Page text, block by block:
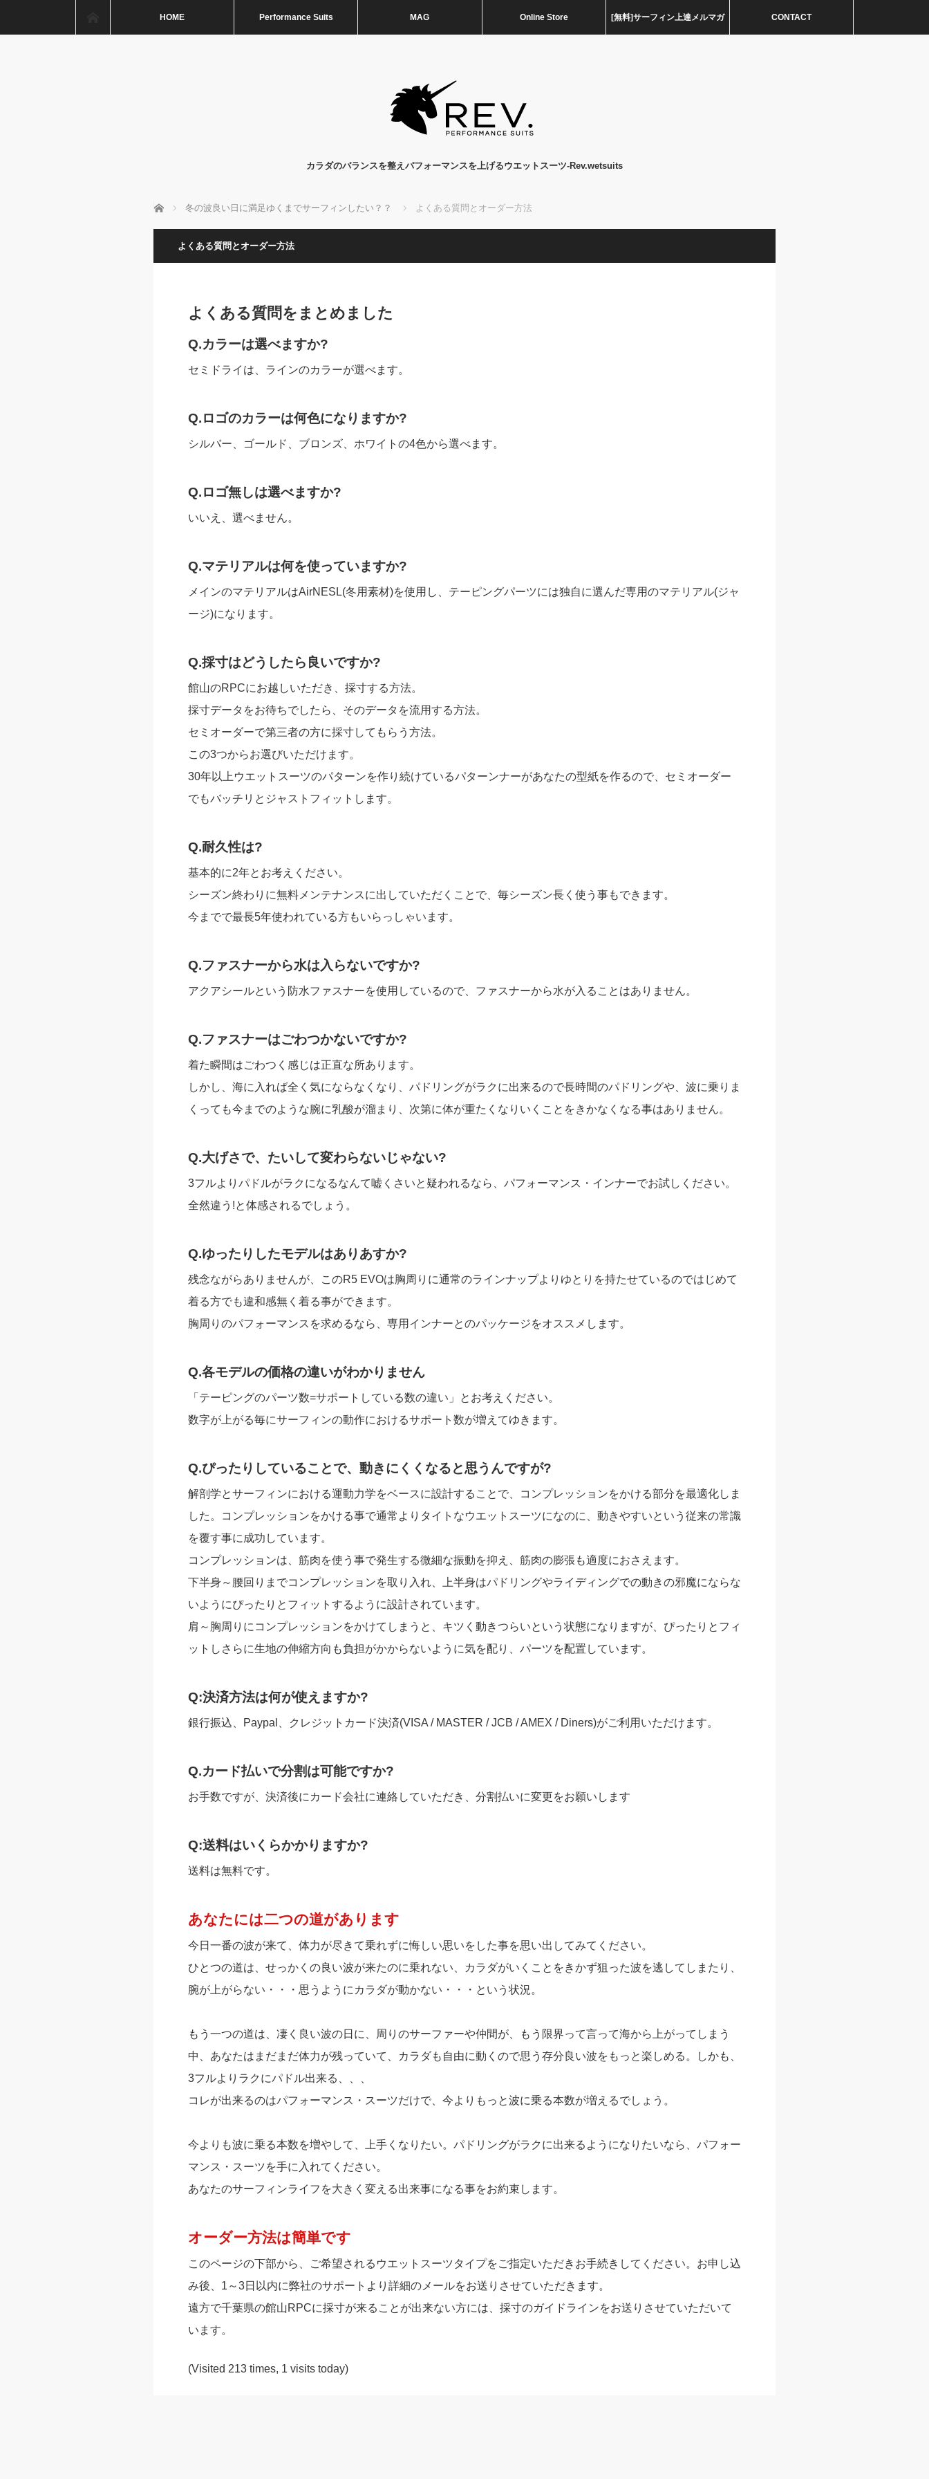
HOME Performance Suits MAG Online Store [無料]サーフィン上達メルマガ CONTACT
カラダのバランスを整えパフォーマンスを上げるウエットスーツ-Rev.wetsuits
ホーム 冬の波良い日に満足ゆくまでサーフィンしたい？？ よくある質問とオーダー方法
よくある質問とオーダー方法
よくある質問をまとめました
Q.カラーは選べますか?
セミドライは、ラインのカラーが選べます。
Q.ロゴのカラーは何色になりますか?
シルバー、ゴールド、ブロンズ、ホワイトの4色から選べます。
Q.ロゴ無しは選べますか?
いいえ、選べません。
Q.マテリアルは何を使っていますか?
メインのマテリアルはAirNESL(冬用素材)を使用し、テーピングパーツには独自に選んだ専用のマテリアル(ジャ
ージ)になります。
Q.採寸はどうしたら良いですか?
館山のRPCにお越しいただき、採寸する方法。
採寸データをお待ちでしたら、そのデータを流用する方法。
セミオーダーで第三者の方に採寸してもらう方法。
この3つからお選びいただけます。
30年以上ウエットスーツのパターンを作り続けているパターンナーがあなたの型紙を作るので、セミオーダー
でもバッチリとジャストフィットします。
Q.耐久性は?
基本的に2年とお考えください。
シーズン終わりに無料メンテナンスに出していただくことで、毎シーズン長く使う事もできます。
今までで最長5年使われている方もいらっしゃいます。
Q.ファスナーから水は入らないですか?
アクアシールという防水ファスナーを使用しているので、ファスナーから水が入ることはありません。
Q.ファスナーはごわつかないですか?
着た瞬間はごわつく感じは正直な所あります。
しかし、海に入れば全く気にならなくなり、パドリングがラクに出来るので長時間のパドリングや、波に乗りま
くっても今までのような腕に乳酸が溜まり、次第に体が重たくなりいくことをきかなくなる事はありません。
Q.大げさで、たいして変わらないじゃない?
3フルよりパドルがラクになるなんて嘘くさいと疑われるなら、パフォーマンス・インナーでお試しください。
全然違う!と体感されるでしょう。
Q.ゆったりしたモデルはありあすか?
残念ながらありませんが、このR5 EVOは胸周りに通常のラインナップよりゆとりを持たせているのではじめて
着る方でも違和感無く着る事ができます。
胸周りのパフォーマンスを求めるなら、専用インナーとのパッケージをオススメします。
Q.各モデルの価格の違いがわかりません
「テーピングのパーツ数=サポートしている数の違い」とお考えください。
数字が上がる毎にサーフィンの動作におけるサポート数が増えてゆきます。
Q.ぴったりしていることで、動きにくくなると思うんですが?
解剖学とサーフィンにおける運動力学をベースに設計することで、コンプレッションをかける部分を最適化しま
した。コンプレッションをかける事で通常よりタイトなウエットスーツになのに、動きやすいという従来の常識
を覆す事に成功しています。
コンプレッションは、筋肉を使う事で発生する微細な振動を抑え、筋肉の膨張も適度におさえます。
下半身～腰回りまでコンプレッションを取り入れ、上半身はパドリングやライディングでの動きの邪魔にならな
いようにぴったりとフィットするように設計されています。
肩～胸周りにコンプレッションをかけてしまうと、キツく動きつらいという状態になりますが、ぴったりとフィ
ットしさらに生地の伸縮方向も負担がかからないように気を配り、パーツを配置しています。
Q:決済方法は何が使えますか?
銀行振込、Paypal、クレジットカード決済(VISA / MASTER / JCB / AMEX / Diners)がご利用いただけます。
Q.カード払いで分割は可能ですか?
お手数ですが、決済後にカード会社に連絡していただき、分割払いに変更をお願いします
Q:送料はいくらかかりますか?
送料は無料です。
あなたには二つの道があります
今日一番の波が来て、体力が尽きて乗れずに悔しい思いをした事を思い出してみてください。
ひとつの道は、せっかくの良い波が来たのに乗れない、カラダがいくことをきかず狙った波を逃してしまたり、
腕が上がらない・・・思うようにカラダが動かない・・・という状況。
もう一つの道は、凄く良い波の日に、周りのサーファーや仲間が、もう限界って言って海から上がってしまう
中、あなたはまだまだ体力が残っていて、カラダも自由に動くので思う存分良い波をもっと楽しめる。しかも、
3フルよりラクにパドル出来る、、、
コレが出来るのはパフォーマンス・スーツだけで、今よりもっと波に乗る本数が増えるでしょう。
今よりも波に乗る本数を増やして、上手くなりたい。パドリングがラクに出来るようになりたいなら、パフォー
マンス・スーツを手に入れてください。
あなたのサーフィンライフを大きく変える出来事になる事をお約束します。
オーダー方法は簡単です
このページの下部から、ご希望されるウエットスーツタイプをご指定いただきお手続きしてください。お申し込
み後、1～3日以内に弊社のサポートより詳細のメールをお送りさせていただきます。
遠方で千葉県の館山RPCに採寸が来ることが出来ない方には、採寸のガイドラインをお送りさせていただいて
います。
(Visited 213 times, 1 visits today)